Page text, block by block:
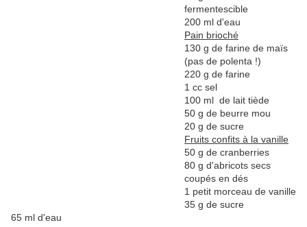
fermentescible
200 ml d'eau
Pain brioché
130 g de farine de maïs
(pas de polenta !)
220 g de farine
1 cc sel
100 ml de lait tiède
50 g de beurre mou
20 g de sucre
Fruits confits à la vanille
50 g de cranberries
80 g d'abricots secs
coupés en dés
1 petit morceau de vanille
35 g de sucre
65 ml d'eau